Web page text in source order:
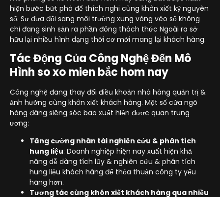
hiện bước bứt phá để thích nghi cùng khôn xiết kỷ nguyên
số. Sự đưa đổi sang môi trường xung vòng vèo số không
chỉ đang sinh sản ra phần đông thách thức Ngoài ra sở
hữu lại nhiều hình dạng thời cơ mới mang lại khách hàng.
Tác Động Của Công Nghệ Đến Mô
Hình so xo mien bắc hom nay
Công nghệ đang thay đổi điều khoản nhà hàng quản trị &
ảnh hưởng cùng khôn xiết khách hàng. Một số cửa ngõ
hàng đáng siêng sóc bao xuất hiện được quan trung
ương:
Tăng cường nhân tài nghiên cứu & phân tích
hung liệu: Doanh nghiệp hiện nay xuất hiện khả
năng dễ dàng tích lũy & nghiên cứu & phân tích
hung liệu khách hàng để thỏa thuận công ty yếu
hãng hơn.
Tương tác cùng khôn xiết khách hàng qua nhiều